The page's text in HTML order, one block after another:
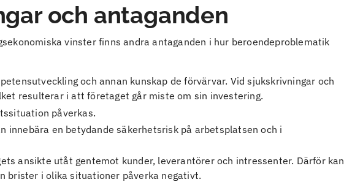
och antaganden
vinster finns andra antaganden i hur beroendeproblematik
och annan kunskap de förvärvar. Vid sjukskrivningar och
resulterar i att företaget går miste om sin investering.
påverkas.
innebära en betydande säkerhetsrisk på arbetsplatsen och i
ansikte utåt gentemot kunder, leverantörer och intressenter. Därför kan
brister i olika situationer påverka negativt.